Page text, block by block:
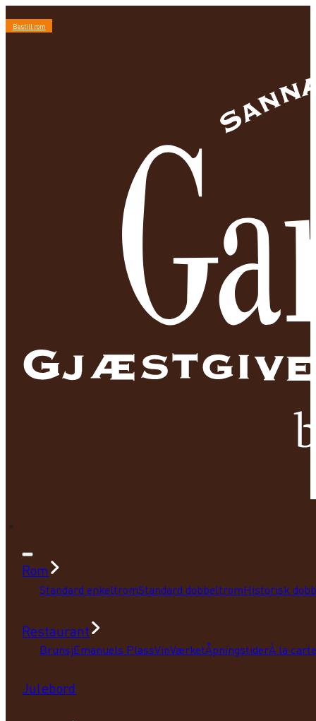
Bestill rom
Rom
Standard enkeltromStandard dobbeltromHistorisk
Restaurant
BrunsjEmanuels PlassVinVærketÅpningstiderÀ la
Julebord